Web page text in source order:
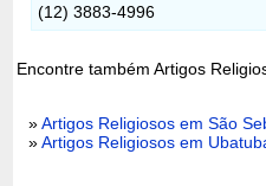
(12) 3883-4996
Encontre também Artigos
»Artigos Religiosos em São
»Artigos Religiosos em